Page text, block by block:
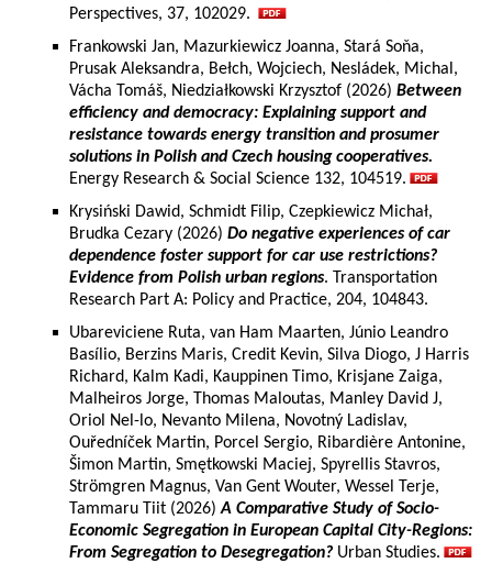
Perspectives, 37, 102029.
Frankowski Jan, Mazurkiewicz Joanna, Stará Soňa,
Prusak Aleksandra, Bełch, Wojciech, Nesládek, Michal,
Vácha Tomáš, Niedziałkowski Krzysztof (2026) Between
efficiency and democracy: Explaining support and
resistance towards energy transition and prosumer
solutions in Polish and Czech housing cooperatives.
Energy Research & Social Science 132, 104519.
Krysiński Dawid, Schmidt Filip, Czepkiewicz Michał,
Brudka Cezary (2026) Do negative experiences of car
dependence foster support for car use restrictions?
Evidence from Polish urban regions. Transportation
Research Part A: Policy and Practice, 204, 104843.
Ubareviciene Ruta, van Ham Maarten, Júnio Leandro
Basílio, Berzins Maris, Credit Kevin, Silva Diogo, J Harris
Richard, Kalm Kadi, Kauppinen Timo, Krisjane Zaiga,
Malheiros Jorge, Thomas Maloutas, Manley David J,
Oriol Nel-lo, Nevanto Milena, Novotný Ladislav,
Ouředníček Martin, Porcel Sergio, Ribardière Antonine,
Šimon Martin, Smętkowski Maciej, Spyrellis Stavros,
Strömgren Magnus, Van Gent Wouter, Wessel Terje,
Tammaru Tiit (2026)A Comparative Study of Socio-
Economic Segregation in European Capital City-Regions:
From Segregation to Desegregation? Urban Studies.